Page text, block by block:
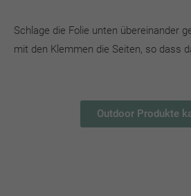
Schlage die Folie unten übereinander
mit den Klemmen die Seiten, so dass
Outdoor Produkte